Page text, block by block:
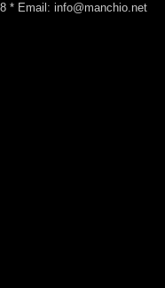
* Email: info@manchio.net